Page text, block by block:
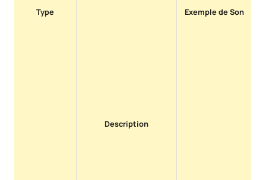
Type
Description
Exemple de Son